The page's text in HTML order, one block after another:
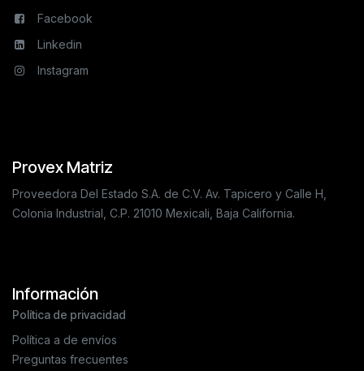
Facebook
Linkedin
Instagram
Provex Matriz
Proveedora Del Estado S.A. de C.V. Av. Tapicero y Calle H,
Colonia Industrial, C.P. 21010 Mexicali, Baja California.
Información
Política de privacidad
Política a de envíos
Preguntas frecuentes